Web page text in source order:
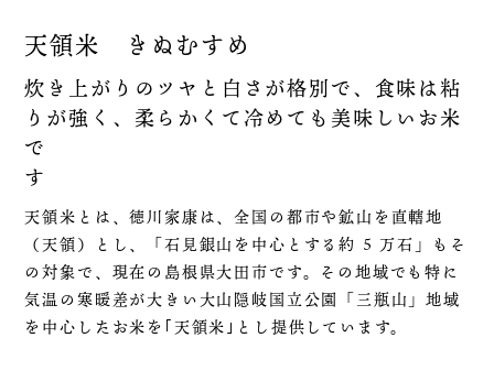
天領米 きぬむすめ
炊き上がりのツヤと白さが格別で、食味は粘
りが強く、柔らかくて冷めても美味しいお米
で
天領米とは、徳川家康は、全国の都市や鉱山を直轄地
（天領）とし、「石見銀山を中心とする約 5 万石」もそ
の対象で、現在の島根県大田市です。その地域でも特に
気温の寒暖差が大きい大山隠岐国立公園「三瓶山」地域
を中心したお米を｢天領米｣とし提供しています。